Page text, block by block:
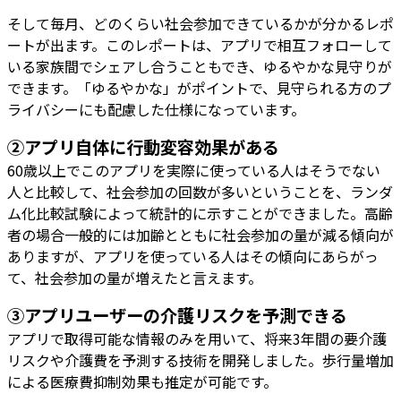
そして毎月、どのくらい社会参加できているかが分かるレポ
ートが出ます。このレポートは、アプリで相互フォローして
いる家族間でシェアし合うこともでき、ゆるやかな見守りが
できます。「ゆるやかな」がポイントで、見守られる方のプ
ライバシーにも配慮した仕様になっています。
②アプリ自体に行動変容効果がある
60歳以上でこのアプリを実際に使っている人はそうでない
人と比較して、社会参加の回数が多いということを、ランダ
ム化比較試験によって統計的に示すことができました。高齢
者の場合一般的には加齢とともに社会参加の量が減る傾向が
ありますが、アプリを使っている人はその傾向にあらがっ
て、社会参加の量が増えたと言えます。
③アプリユーザーの介護リスクを予測できる
アプリで取得可能な情報のみを用いて、将来3年間の要介護
リスクや介護費を予測する技術を開発しました。歩行量増加
による医療費抑制効果も推定が可能です。